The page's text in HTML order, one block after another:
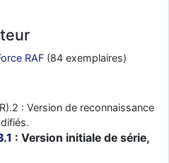
RAF (84 exemplaires)
: Version de reconnaissance
: Version initiale de série,